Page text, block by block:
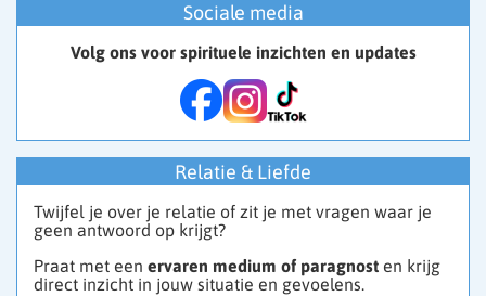
Sociale media
Volg ons voor spirituele inzichten en updates
Relatie & Liefde
Twijfel je over je relatie of zit je met vragen waar je
geen antwoord op krijgt?
Praat met een ervaren medium of paragnost en krijg
direct inzicht in jouw situatie en gevoelens.